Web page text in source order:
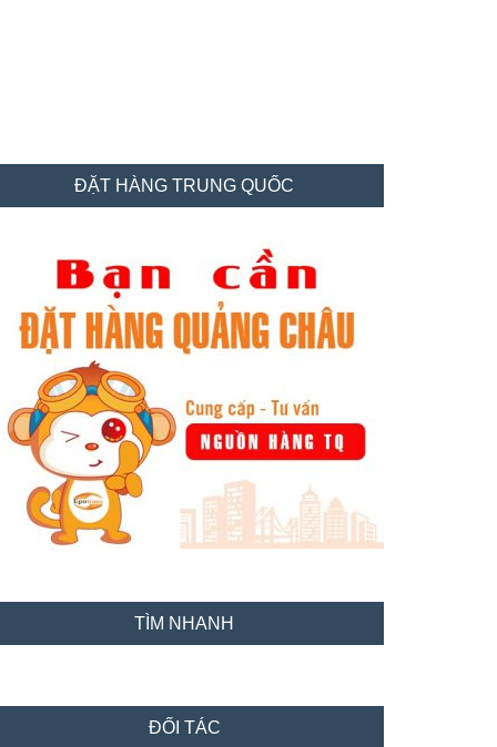
SidebarĐẶT HÀNG TRUNG QUỐC
TÌM NHANH
ĐỐI TÁC